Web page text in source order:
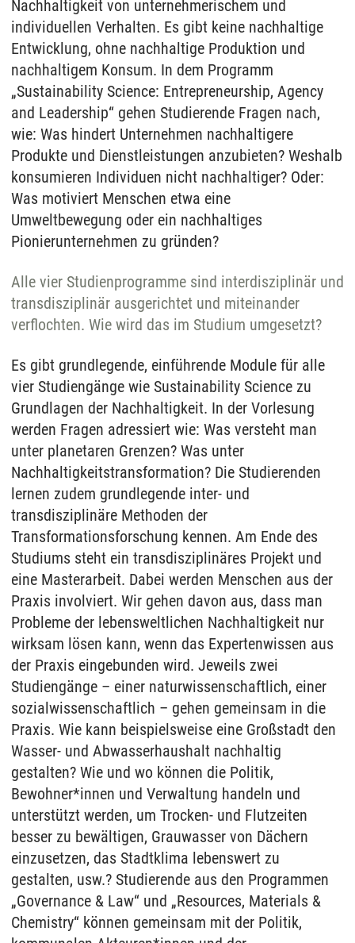
Nachhaltigkeit von unternehmerischem und
individuellen Verhalten. Es gibt keine nachhaltige
Entwicklung, ohne nachhaltige Produktion und
nachhaltigem Konsum. In dem Programm
„Sustainability Science: Entrepreneurship, Agency
and Leadership“ gehen Studierende Fragen nach,
wie: Was hindert Unternehmen nachhaltigere
Produkte und Dienstleistungen anzubieten? Weshalb
konsumieren Individuen nicht nachhaltiger? Oder:
Was motiviert Menschen etwa eine
Umweltbewegung oder ein nachhaltiges
Pionierunternehmen zu gründen?
Alle vier Studienprogramme sind interdisziplinär und
transdisziplinär ausgerichtet und miteinander
verflochten. Wie wird das im Studium umgesetzt?
Es gibt grundlegende, einführende Module für alle
vier Studiengänge wie Sustainability Science zu
Grundlagen der Nachhaltigkeit. In der Vorlesung
werden Fragen adressiert wie: Was versteht man
unter planetaren Grenzen? Was unter
Nachhaltigkeitstransformation? Die Studierenden
lernen zudem grundlegende inter- und
transdisziplinäre Methoden der
Transformationsforschung kennen. Am Ende des
Studiums steht ein transdisziplinäres Projekt und
eine Masterarbeit. Dabei werden Menschen aus der
Praxis involviert. Wir gehen davon aus, dass man
Probleme der lebensweltlichen Nachhaltigkeit nur
wirksam lösen kann, wenn das Expertenwissen aus
der Praxis eingebunden wird. Jeweils zwei
Studiengänge – einer naturwissenschaftlich, einer
sozialwissenschaftlich – gehen gemeinsam in die
Praxis. Wie kann beispielsweise eine Großstadt den
Wasser- und Abwasserhaushalt nachhaltig
gestalten? Wie und wo können die Politik,
Bewohner*innen und Verwaltung handeln und
unterstützt werden, um Trocken- und Flutzeiten
besser zu bewältigen, Grauwasser von Dächern
einzusetzen, das Stadtklima lebenswert zu
gestalten, usw.? Studierende aus den Programmen
„Governance & Law“ und „Resources, Materials &
Chemistry“ können gemeinsam mit der Politik,